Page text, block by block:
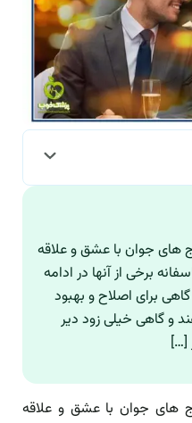
های جوان با عشق و علاقه
برخی از آنها در ادامه
برای اصلاح و بهبود
و گاهی خیلی زود دیر
[…]
های جوان با عشق و علاقه